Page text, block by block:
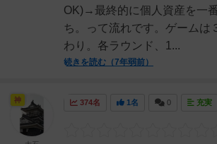
OK)→最終的に個人資産を一
ち。って流れです。ゲームは
わり。各ラウンド、1...
続きを読む（7年弱前）
374名 1名 0 充実
神